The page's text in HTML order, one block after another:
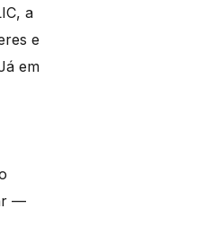
a
e
em
—